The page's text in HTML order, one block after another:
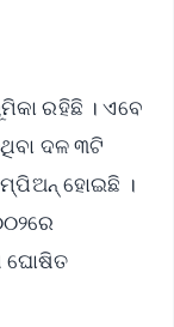
ରହିଛି । ଏବେ
ଦଳ ୩ଟି
ହୋଇଛି ।
ଘୋଷିତ